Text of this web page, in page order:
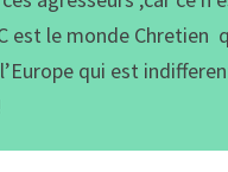
est le monde Chretien
qui est